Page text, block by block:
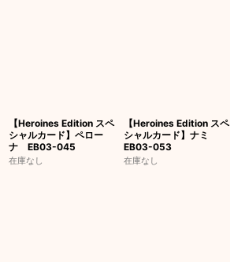
【Heroines Edition スペ
シャルカード】ペロー
ナ EB03-045
在庫なし
【Heroines Edition スペ
シャルカード】ナミ
EB03-053
在庫なし